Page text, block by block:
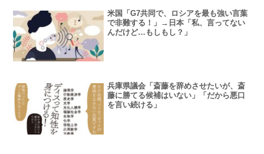
米国「G7共同で、ロシアを最も強い言葉
で非難する！」→日本「私、言ってない
んだけど…もしもし？」
兵庫県議会「斎藤を辞めさせたいが、斎
藤に勝てる候補はいない」「だから悪口
を言い続ける」